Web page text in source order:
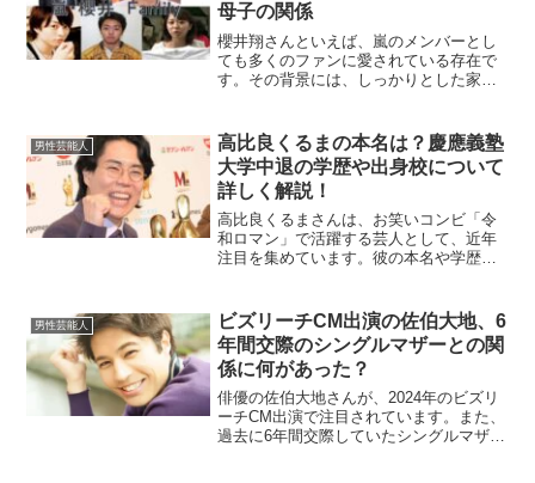
母子の関係
櫻井翔さんといえば、嵐のメンバーとし
ても多くのファンに愛されている存在で
す。その背景には、しっかりとした家庭
には、ユーモアや驚きが詰まっており、
親子の絆が垣間見えるもの...
男性芸能人
高比良くるまの本名は？慶應義塾
大学中退の学歴や出身校について
詳しく解説！
高比良くるまさんは、お笑いコンビ「令
和ロマン」で活躍する芸人として、近年
注目を集めています。彼の本名や学歴に
んの本名や学歴について詳しく解説して
いきます。高比良くるまの...
男性芸能人
ビズリーチCM出演の佐伯大地、6
年間交際のシングルマザーとの関
係に何があった？
俳優の佐伯大地さんが、2024年のビズリ
ーチCM出演で注目されています。また、
過去に6年間交際していたシングルマザー